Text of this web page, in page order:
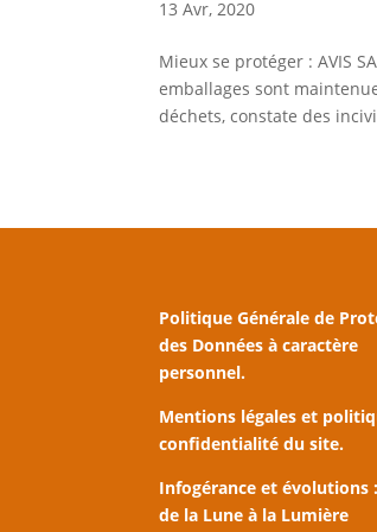
13 Avr, 2020
Mieux se protéger : AVIS
emballages sont
déchets, constate des
Politique Générale de
des Données à caractère
personnel.
Mentions légales et
confidentialité du site.
Infogérance et évolutions :
de la Lune à la Lumière